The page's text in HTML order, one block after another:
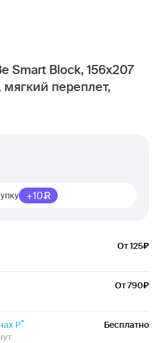
Smart Block, 156х207
переплет,
+10
От 125
От 790
Р
Бесплатно